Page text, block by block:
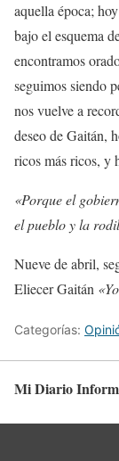
aquella época;
bajo el esquema
encontramos
seguimos siendo
nos vuelve a
deseo de Gaitán,
ricos más ricos, y
«Porque el
el pueblo y la
Nueve de abril,
Eliecer Gaitán
Categorías:
Mi Diario